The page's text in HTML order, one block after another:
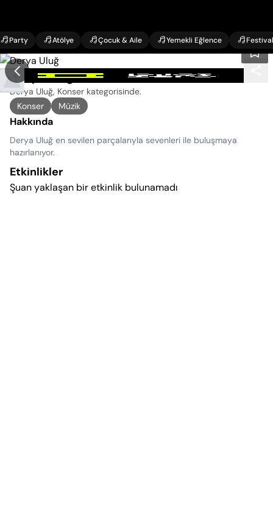
Party Atölye Çocuk & Aile Yemekli Eğlence Festival
Derya Uluğ Konseri
Derya Uluğ, Konser kategorisinde.
Konser
Müzik
Hakkında
Derya Uluğ en sevilen parçalarıyla sevenleri ile buluşmaya
hazırlanıyor.
Etkinlikler
Şuan yaklaşan bir etkinlik bulunamadı